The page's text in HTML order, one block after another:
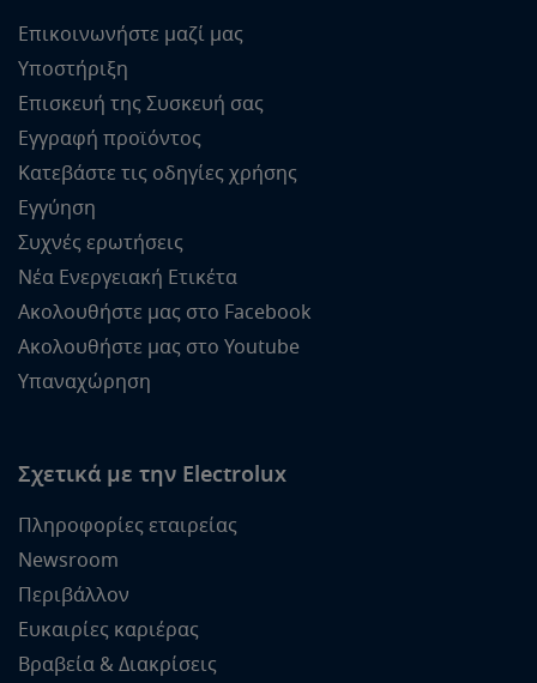
Επικοινωνήστε μαζί μας
Υποστήριξη
Επισκευή της Συσκευή σας
Εγγραφή προϊόντος
Κατεβάστε τις οδηγίες χρήσης
Εγγύηση
Συχνές ερωτήσεις
Νέα Ενεργειακή Ετικέτα
Ακολουθήστε μας στο Facebook
Ακολουθήστε μας στο Youtube
Υπαναχώρηση
Σχετικά με την Electrolux
Πληροφορίες εταιρείας
Newsroom
Περιβάλλον
Ευκαιρίες καριέρας
Βραβεία & Διακρίσεις